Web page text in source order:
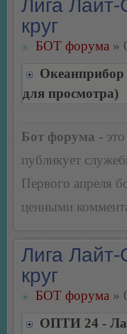
Лига
круг
БОТ форума »
Океанприбор
для просмотра)
Бот форума - это
публикует
Первого апреля
ценными
Лига
круг
БОТ форума »
ОПТИ 24 -